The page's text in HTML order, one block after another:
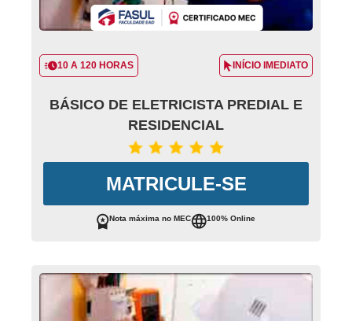
10 A 120 HORAS INÍCIO IMEDIATO
BÁSICO DE ELETRICISTA PREDIAL E
RESIDENCIAL
MATRICULE-SE
Nota máxima no MEC 100% Online